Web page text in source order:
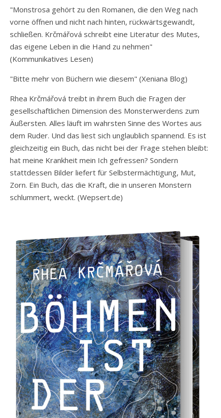
"Monstrosa gehört zu den Romanen, die den Weg nach
vorne öffnen und nicht nach hinten, rückwärtsgewandt,
schließen. Krčmářová schreibt eine Literatur des Mutes,
das eigene Leben in die Hand zu nehmen"
(Kommunikatives Lesen)
"Bitte mehr von Büchern wie diesem" (Xeniana Blog)
Rhea Krčmářová treibt in ihrem Buch die Fragen der
gesellschaftlichen Dimension des Monsterwerdens zum
Äußersten. Alles läuft im wahrsten Sinne des Wortes aus
dem Ruder. Und das liest sich unglaublich spannend. Es ist
gleichzeitig ein Buch, das nicht bei der Frage stehen bleibt:
hat meine Krankheit mein Ich gefressen? Sondern
stattdessen Bilder liefert für Selbstermächtigung, Mut,
Zorn. Ein Buch, das die Kraft, die in unseren Monstern
schlummert, weckt. (Wepsert.de)